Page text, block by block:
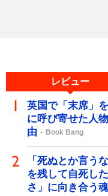
レビュー
英国で「末席」
に呼び寄せた人
由
Book Bang
「死ぬとか言う
を残して自死し
さ」に向き合う